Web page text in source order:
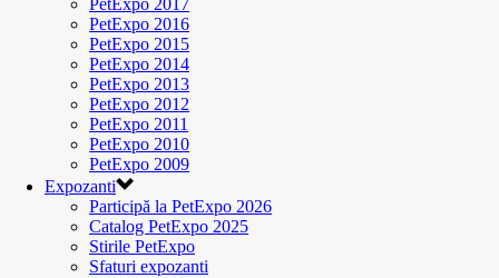
PetExpo 2017
PetExpo 2016
PetExpo 2015
PetExpo 2014
PetExpo 2013
PetExpo 2012
PetExpo 2011
PetExpo 2010
PetExpo 2009
Expozanti
Participă la PetExpo 2026
Catalog PetExpo 2025
Stirile PetExpo
Sfaturi expozanti